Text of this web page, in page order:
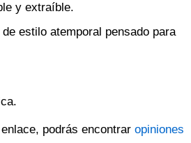
y extraíble.
de estilo atemporal pensado para
podrás encontrar opiniones